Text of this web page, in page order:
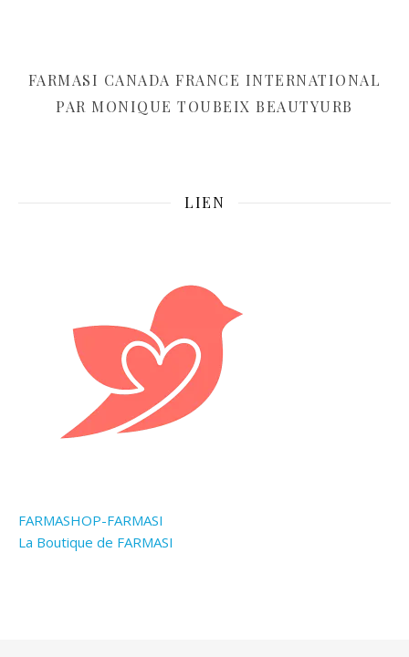
FARMASI CANADA FRANCE INTERNATIONAL
PAR MONIQUE TOUBEIX BEAUTYURB
LIEN
FARMASHOP-FARMASI
La Boutique de FARMASI